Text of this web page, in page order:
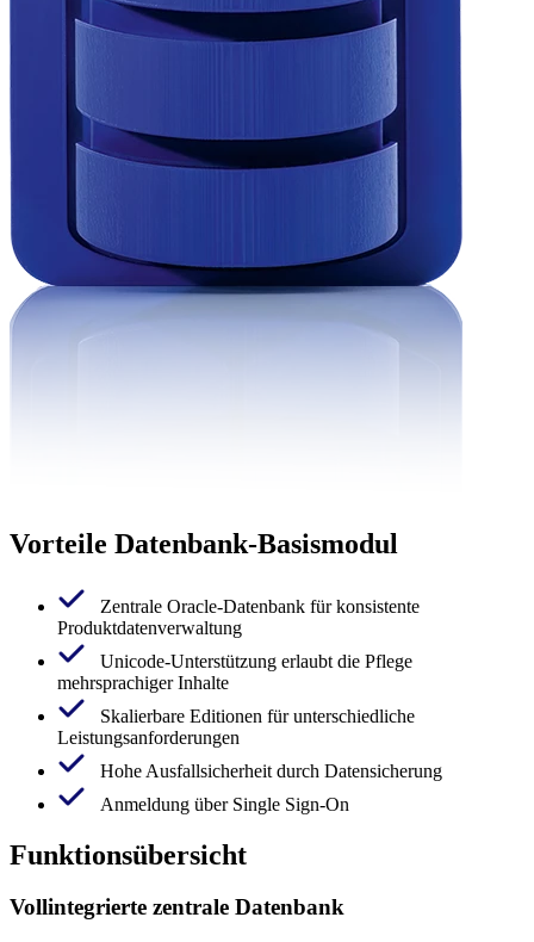
Vorteile Datenbank-Basismodul
Zentrale Oracle-Datenbank für konsistente
Produktdatenverwaltung
Unicode-Unterstützung erlaubt die Pflege
mehrsprachiger Inhalte
Skalierbare Editionen für unterschiedliche
Leistungsanforderungen
Hohe Ausfallsicherheit durch Datensicherung
Anmeldung über Single Sign-On
Funktionsübersicht
Vollintegrierte zentrale Datenbank